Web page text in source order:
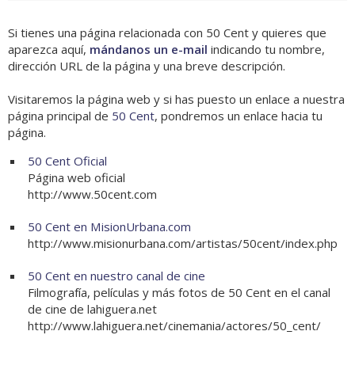
Si tienes una página relacionada con 50 Cent y quieres que
aparezca aquí, mándanos un e-mail indicando tu nombre,
dirección URL de la página y una breve descripción.
Visitaremos la página web y si has puesto un enlace a nuestra
página principal de 50 Cent, pondremos un enlace hacia tu
página.
50 Cent Oficial
Página web oficial
http://www.50cent.com
50 Cent en MisionUrbana.com
http://www.misionurbana.com/artistas/50cent/index.php
50 Cent en nuestro canal de cine
Filmografía, películas y más fotos de 50 Cent en el canal
de cine de lahiguera.net
http://www.lahiguera.net/cinemania/actores/50_cent/